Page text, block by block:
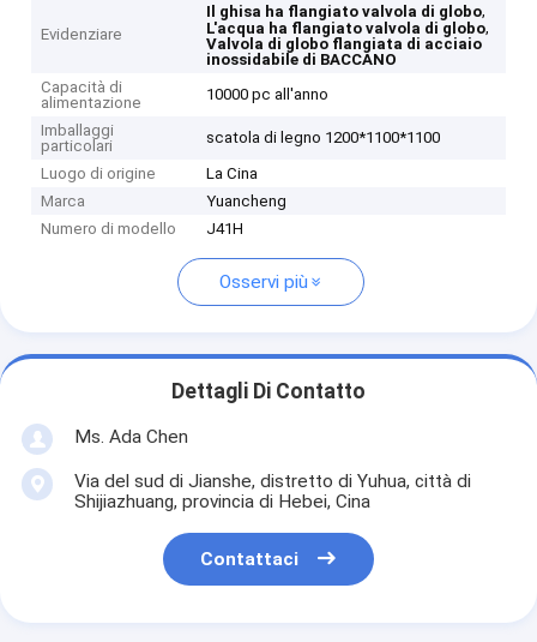
Evidenziare
Il ghisa ha flangiato valvola di globo,
L'acqua ha flangiato valvola di globo,
Valvola di globo flangiata di acciaio
inossidabile di BACCANO
Capacità di
alimentazione
10000 pc all'anno
Imballaggi
particolari
scatola di legno 1200*1100*1100
Luogo di origine
La Cina
Marca
Yuancheng
Numero di modello
J41H
Osservi più
Dettagli Di Contatto
Ms. Ada Chen
Via del sud di Jianshe, distretto di Yuhua, città di
Shijiazhuang, provincia di Hebei, Cina
Contattaci